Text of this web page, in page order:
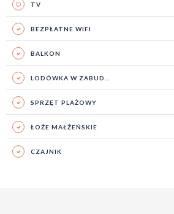
TV
BEZPŁATNE WIFI
BALKON
LODÓWKA W ZABUD…
SPRZĘT PLAŻOWY
ŁOŻE MAŁŻEŃSKIE
CZAJNIK